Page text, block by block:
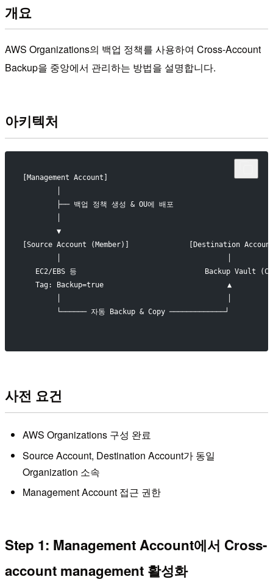
개요
AWS Organizations의 백업 정책를 사용하여 Cross-Account
Backup을 중앙에서 관리하는 방법을 설명합니다.
아키텍처
[Management Account]
        ├── 백업 정책 생성 & OU에 배포
        ▼
[Source Account (Member)]              [Destination Account
EC2/EBS 등                              Backup Vault
   Tag: Backup=true                             ▲
        └────── 자동 Backup & Copy ─────────────┘
사전 요건
AWS Organizations 구성 완료
Source Account, Destination Account가 동일
Organization 소속
Management Account 접근 권한
Step 1: Management Account에서 Cross-
account management 활성화